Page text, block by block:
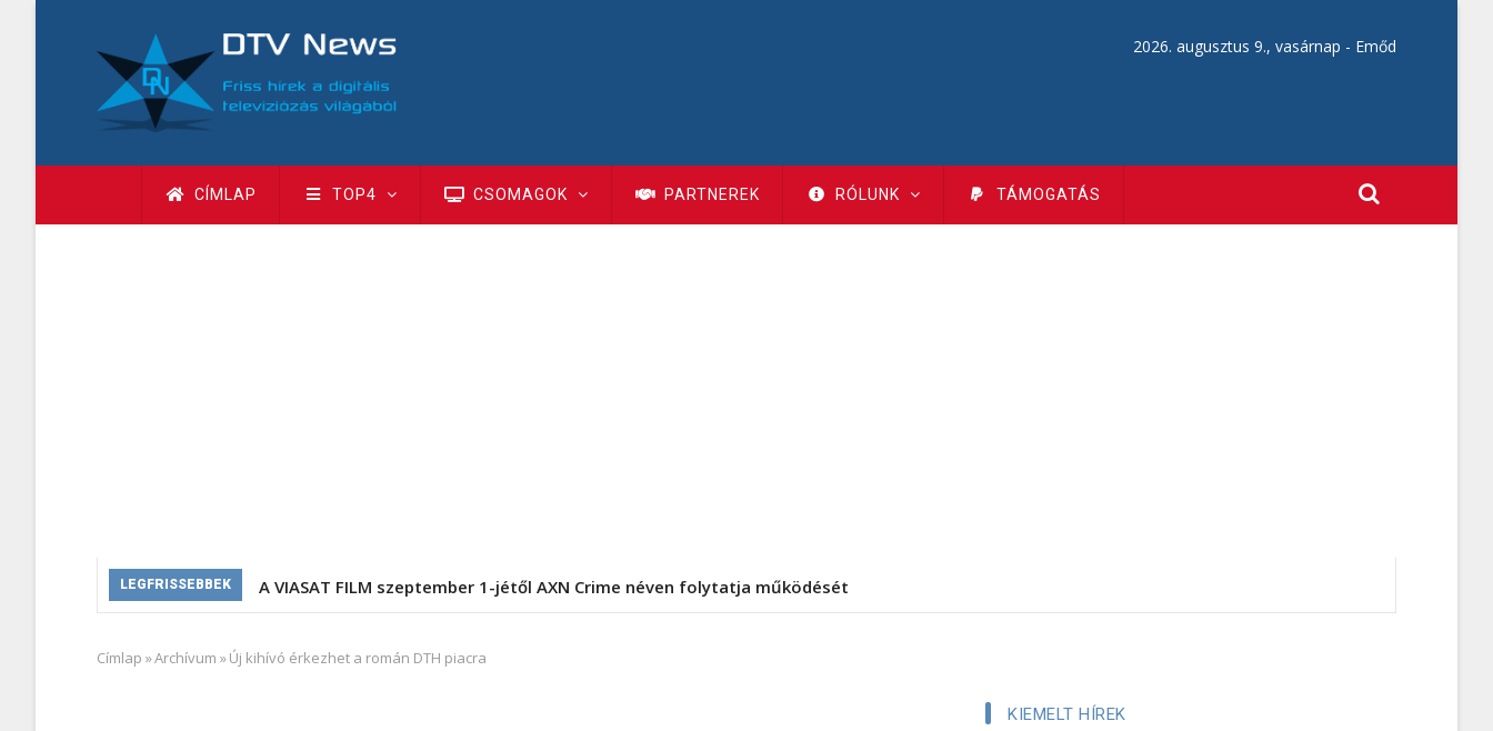
tartalomra
2026. augusztus 9., vasárnap - Emőd
Fő
navigáció
CÍMLAP TOP4 CSOMAGOK PARTNEREK RÓLUNK TÁMOGATÁS
LEGFRISSEBBEK A VIASAT FILM szeptember 1-jétől AXN Crime néven folytatja működését
Morzsa
Címlap »Archívum »Új kihívó érkezhet a román DTH piacra
KIEMELT HÍREK